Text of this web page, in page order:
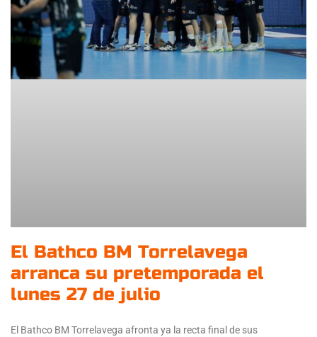
El Bathco BM Torrelavega
arranca su pretemporada el
lunes 27 de julio
El Bathco BM Torrelavega afronta ya la recta final de sus